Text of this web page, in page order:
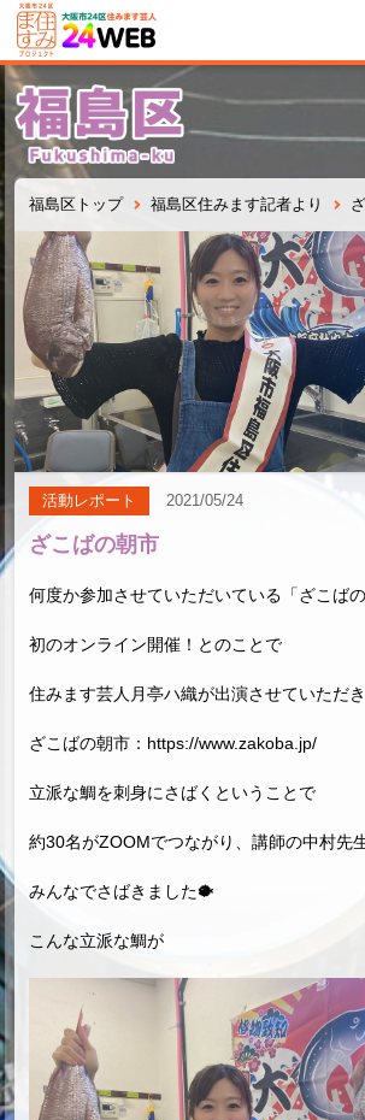
福島区トップ 福島区住みます記者より
活動レポート 2021/05/24
ざこばの朝市
何度か参加させていただいている「ざこば
初のオンライン開催！とのことで
住みます芸人月亭ハ織が出演させていただ
ざこばの朝市： https://www.zakoba.jp/
立派な鯛を刺身にさばくということで
約30名がZOOMでつながり、講師の中村先
みんなでさばきました🐡
こんな立派な鯛が